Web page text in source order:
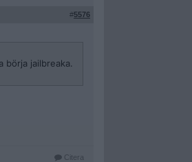
#5576
jailbreaka.
Citera